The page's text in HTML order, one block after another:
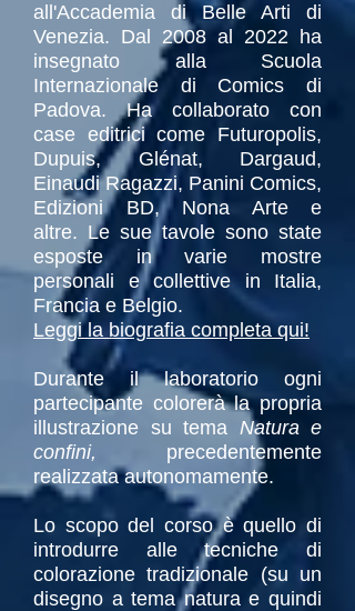
all'Accademia di Belle Arti di
Venezia. Dal 2008 al 2022 ha
insegnato alla Scuola
Internazionale di Comics di
Padova. Ha collaborato con
case editrici come Futuropolis,
Dupuis, Glénat, Dargaud,
Einaudi Ragazzi, Panini Comics,
Edizioni BD, Nona Arte e
altre. Le sue tavole sono state
esposte in varie mostre
personali e collettive in Italia,
Francia e Belgio.
Leggi la biografia completa qui!
Durante il laboratorio ogni
partecipante colorerà la propria
illustrazione su tema Natura e
confini, precedentemente
realizzata autonomamente.
Lo scopo del corso è quello di
introdurre alle tecniche di
colorazione tradizionale (su un
disegno a tema natura e quindi